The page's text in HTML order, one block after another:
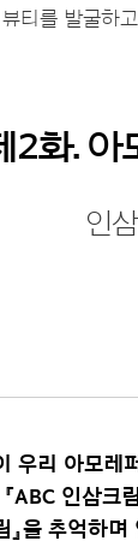
티를 발굴하
2화. 아
인
우리 아모레
ABC 인삼
』을 추억하